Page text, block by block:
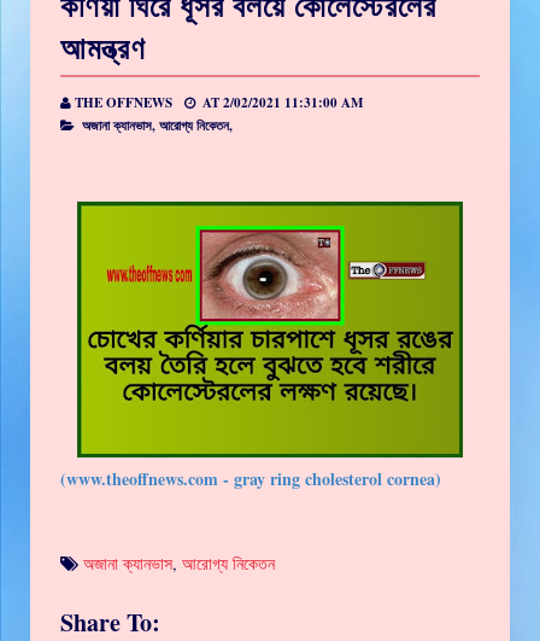
আমন্ত্রণ
THE OFFNEWS AT2/02/2021 11:31:00 AM
অজানা ক্যানভাস,আরোগ্য নিকেতন,
(www.theoffnews.com - gray ring cholesterol cornea)
অজানা ক্যানভাস, আরোগ্য নিকেতন
Share To: